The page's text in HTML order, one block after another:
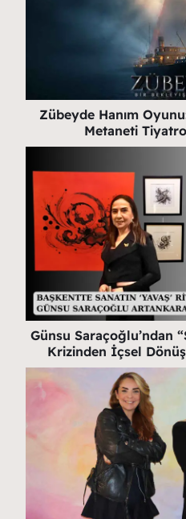
Zübeyde Hanım
Metaneti
Günsu Saraçoğlu’ndan
Krizinden İçsel